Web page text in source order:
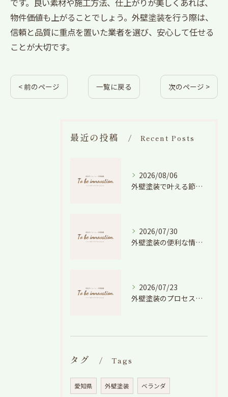
です。良い素材や施工方法、仕上がりが美しくあれば、
物件価値も上がることでしょう。外壁塗装を行う際は、
信頼と品質に重点を置いた業者を選び、安心して任せる
ことが大切です。
< 前のページ 一覧に戻る 次のページ >
最近の投稿 Recent Posts
2026/08/06
外壁塗装で叶える節電効果と愛知県の相場や色選びのポイントを徹底解説
2026/07/30
外壁塗装の便利な情報と失敗しない色や費用判断のコツを徹底解説
2026/07/23
外壁塗装のプロセスを愛知県でスムーズに進めるための工程と費用徹底解説
タグ Tags
愛知県 外壁塗装 ベランダ